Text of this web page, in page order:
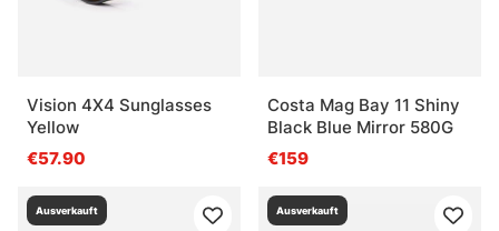
Vision 4X4 Sunglasses
Yellow
€57.90
Costa Mag Bay 11 Shiny
Black Blue Mirror 580G
€159
Ausverkauft Ausverkauft